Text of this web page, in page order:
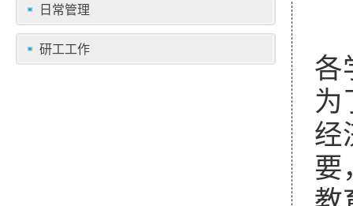
日常管理
研工工作
各
为
经
要